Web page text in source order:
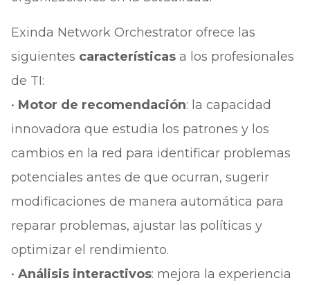
Exinda Network Orchestrator ofrece las
siguientes característicasa los profesionales
de TI:
• Motor de recomendación: la capacidad
innovadora que estudia los patrones y los
cambios en la red para identificar problemas
potenciales antes de que ocurran, sugerir
modificaciones de manera automática para
reparar problemas, ajustar las políticas y
optimizar el rendimiento.
• Análisis interactivos: mejora la experiencia